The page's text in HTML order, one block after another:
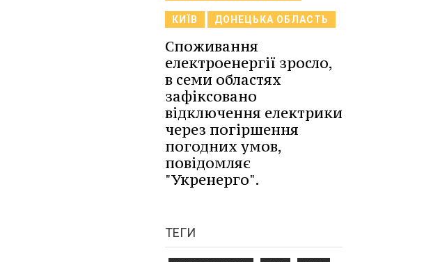
КИЇВ ДОНЕЦЬКА ОБЛАСТЬ
Споживання
електроенергії зросло,
в семи областях
зафіксовано
відключення електрики
через погіршення
погодних умов,
повідомляє
"Укренерго".
ТЕГИ